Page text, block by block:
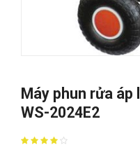
Máy phun rửa áp
WS-2024E2